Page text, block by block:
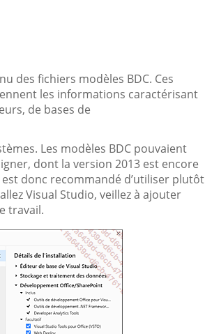
des fichiers modèles BDC. Ces
les informations caractérisant
de bases de
Les modèles BDC pouvaient
dont la version 2013 est encore
donc recommandé d’utiliser plutôt
Visual Studio, veillez à ajouter
travail.